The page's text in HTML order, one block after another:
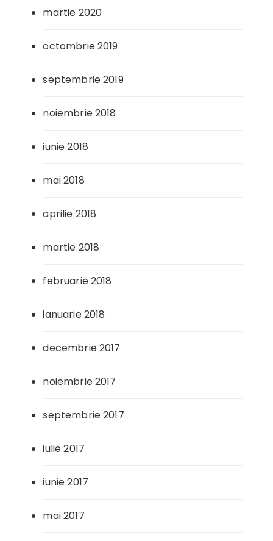
martie 2020
octombrie 2019
septembrie 2019
noiembrie 2018
iunie 2018
mai 2018
aprilie 2018
martie 2018
februarie 2018
ianuarie 2018
decembrie 2017
noiembrie 2017
septembrie 2017
iulie 2017
iunie 2017
mai 2017